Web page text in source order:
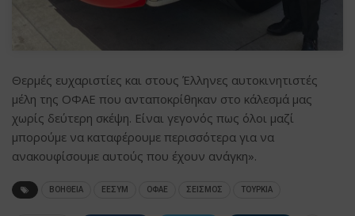
Θερμές ευχαριστίες και στους Έλληνες αυτοκινητιστές
μέλη της ΟΦΑΕ που ανταποκρίθηκαν στο κάλεσμά μας
χωρίς δεύτερη σκέψη. Είναι γεγονός πως όλοι μαζί
μπορούμε να καταφέρουμε περισσότερα για να
ανακουφίσουμε αυτούς που έχουν ανάγκη».
ΒΟΗΘΕΙΑ ΕΕΣΥΜ ΟΦΑΕ ΣΕΙΣΜΟΣ ΤΟΥΡΚΙΑ